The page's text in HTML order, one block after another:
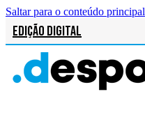
Saltar para o conteúdo principal
Edição Digital